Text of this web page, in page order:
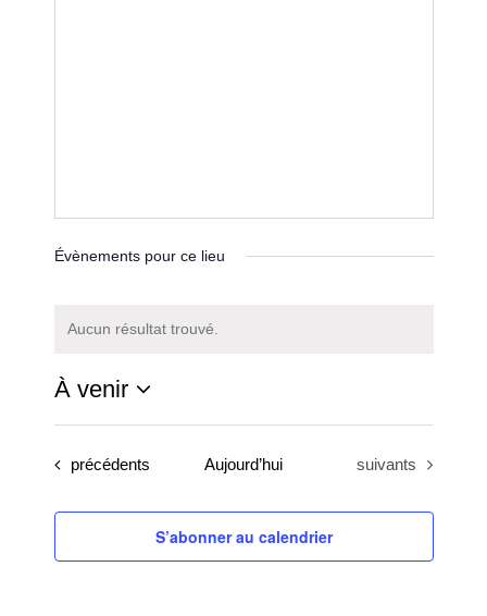
Évènements pour ce lieu
Notice
Aucun résultat trouvé.
À venir
Sélectionnez
uneÉvènements
précédents Aujourd’hui Évènements
suivants
S’abonner au calendrier